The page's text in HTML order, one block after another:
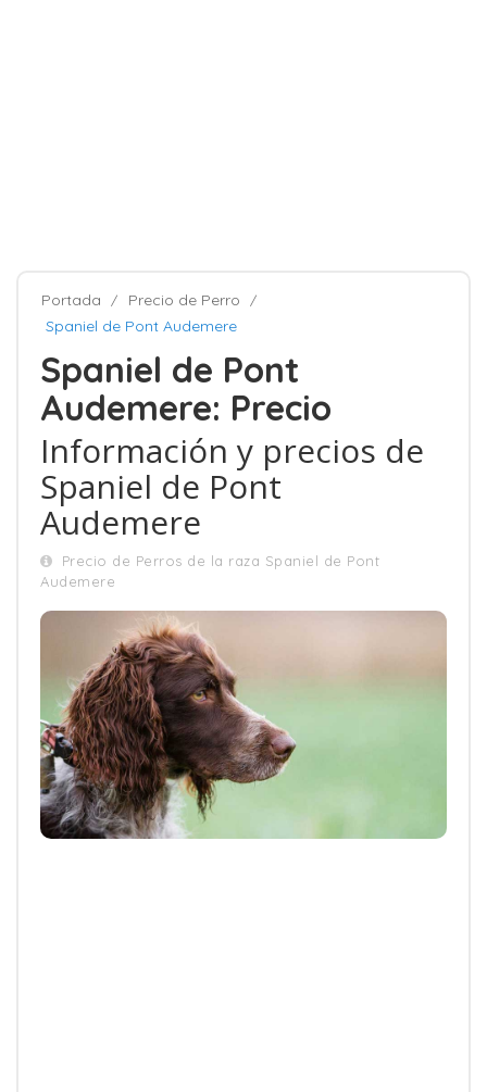
Portada
Precio de Perro
Spaniel de Pont Audemere
Spaniel de Pont
Audemere: Precio
Información y precios de
Spaniel de Pont
Audemere
Precio de Perros de la raza Spaniel de Pont
Audemere